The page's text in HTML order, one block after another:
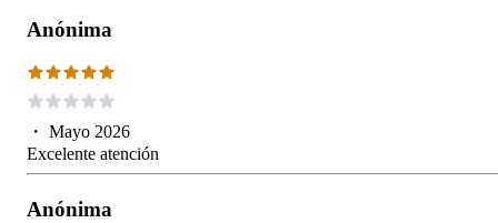
Anónima
・ Mayo 2026
Excelente atención
Anónima